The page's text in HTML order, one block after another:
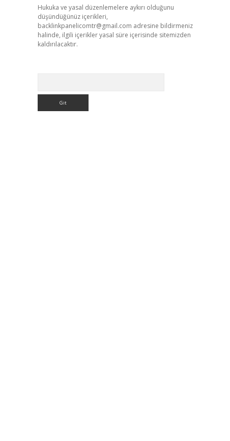
Hukuka ve yasal düzenlemelere aykırı olduğunu
düşündüğünüz içerikleri,
backlinkpanelicomtr@gmail.com adresine bildirmeniz
halinde, ilgili içerikler yasal süre içerisinde sitemizden
kaldırılacaktır.